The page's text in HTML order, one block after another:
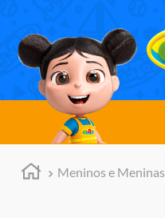
Meninos e Meninas
TERMOS MAIS BUSCADOS
meninos
marvel legends
barbie